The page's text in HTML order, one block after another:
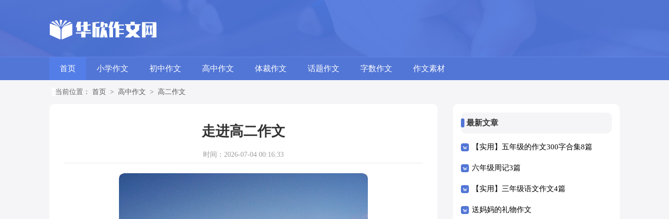
首页 小学作文 初中作文 高中作文 体裁作文 话题作文 字数作文 作文素材
当前位置： 首页 > 高中作文 > 高二作文
走进高二作文
时间：2026-07-04 00:16:33
最新文章
【实用】五年级的作文300字合集8篇
六年级周记3篇
【实用】三年级语文作文4篇
送妈妈的礼物作文